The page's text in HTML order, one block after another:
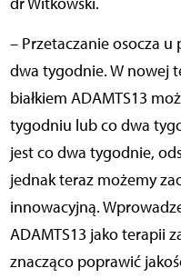
– Przetaczanie osocza u
dwa tygodnie. W nowej
białkiem ADAMTS13
tygodniu lub co dwa
jest co dwa tygodnie,
jednak teraz możemy
innowacyjną.
ADAMTS13 jako terapii
znacząco poprawić